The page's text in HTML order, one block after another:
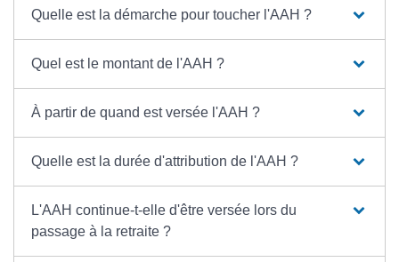
Quelle est la démarche pour toucher l'AAH ?
Quel est le montant de l'AAH ?
À partir de quand est versée l'AAH ?
Quelle est la durée d'attribution de l'AAH ?
L'AAH continue-t-elle d'être versée lors du
passage à la retraite ?